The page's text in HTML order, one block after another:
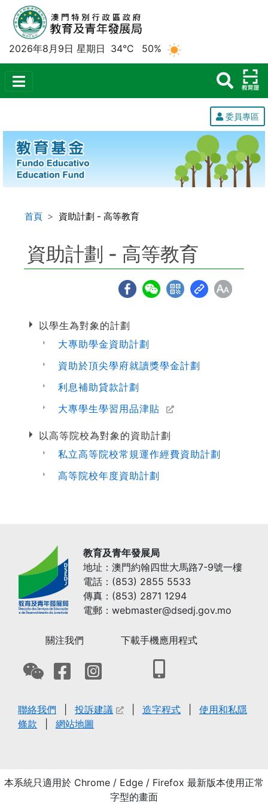
2026年8月9日 星期日 34°C 50%
委員專區
首頁 資助計劃 - 高等教育
資助計劃 - 高等教育
以學生為對象的計劃
大專助學金資助計劃
資助於頂尖學府就讀獎學金計劃
利息補助貸款計劃
大專學生學習用品津貼
以高等院校為對象的資助計劃
私立高等院校常規運作經費資助計劃
高等院校年度資助計劃
教育及青年發展局
地址：澳門約翰四世大馬路7-9號一樓
電話：(853) 2855 5533
傳真：(853) 2871 1294
電郵：webmaster@dsedj.gov.mo
關注我們 下載手機應用程式
聯絡我們 投訴建議 造字程式
使用和私隱
條款
網站地圖
本系統只適用於 Chrome / Edge / Firefox 最新版本使用正常
字型的畫面